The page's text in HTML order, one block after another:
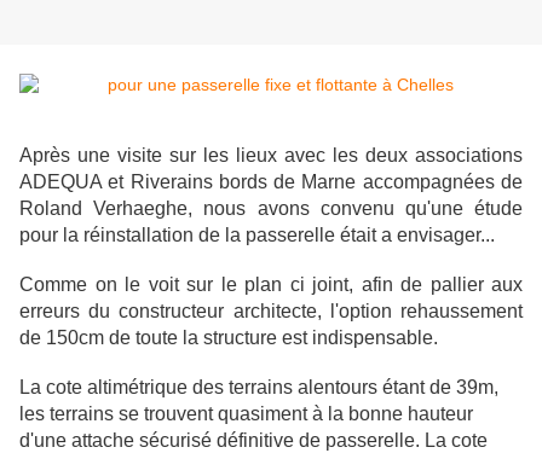
Après une visite sur les lieux avec les deux associations
ADEQUA et Riverains bords de Marne accompagnées de
Roland Verhaeghe, nous avons convenu qu'une étude
pour la réinstallation de la passerelle était a envisager...
Comme on le voit sur le plan ci joint, afin de pallier aux
erreurs du constructeur architecte, l'option rehaussement
de 150cm de toute la structure est indispensable.
La cote altimétrique des terrains alentours étant de 39m,
les terrains se trouvent quasiment à la bonne hauteur
d'une attache sécurisé définitive de passerelle. La cote